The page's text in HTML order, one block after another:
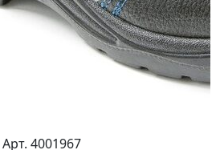
Арт. 4001967